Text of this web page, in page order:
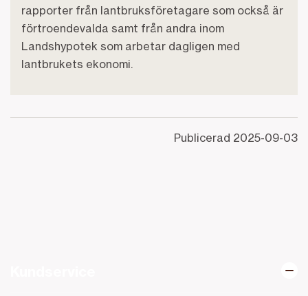
rapporter från lantbruksföretagare som också är
förtroendevalda samt från andra inom
Landshypotek som arbetar dagligen med
lantbrukets ekonomi.
Publicerad 2025-09-03